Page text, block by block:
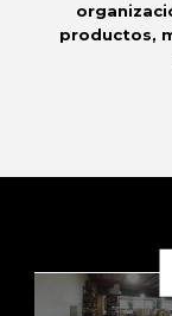
productos,